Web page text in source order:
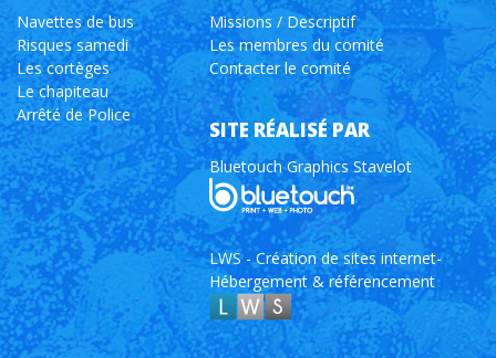
Navettes de bus
Risques samedi
Les cortèges
Le chapiteau
Arrêté de Police
Missions / Descriptif
Les membres du comité
Contacter le comité
SITE RÉALISÉ PAR
Bluetouch Graphics Stavelot
LWS - Création de sites internet-
Hébergement & référencement